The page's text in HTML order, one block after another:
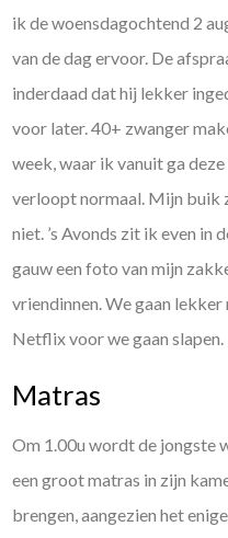
ik de woensdagochtend 2
van de dag ervoor. De
inderdaad dat hij lekker
voor later. 40+ zwanger
week, waar ik vanuit ga
verloopt normaal. Mijn buik
niet. ’s Avonds zit ik even in
gauw een foto van mijn
vriendinnen. We gaan
Netflix voor we gaan slapen.
Matras
Om 1.00u wordt de jongste
een groot matras in zijn
brengen, aangezien het